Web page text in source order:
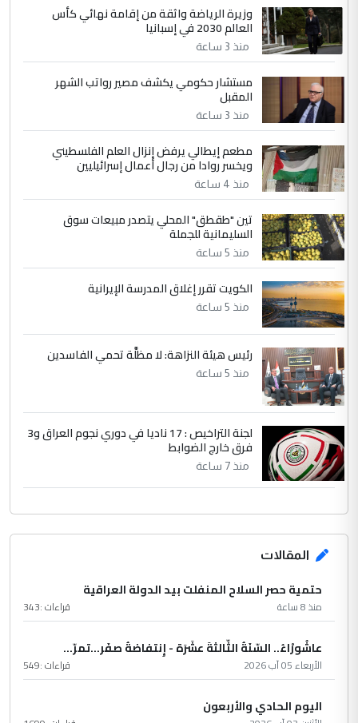
سردار
التعليق : واحد من عصابة علي ماما يسقط
جنسية الرافد الثالث للعراق ومن اصول عريقة
ابا فرات ...
الموضوع :
الجواهري يرد على صدام حسين سل
مضجعيك يابن الزنا (نص كامل)
5 حيدر عاشور
التعليق : تحياتي لك استاذ حامدتركان. كلام
دقيق ومسؤول؛ فالاستثمار الحقيقي للإنسان
وثروات البلد يعتمد على الكفاءة ...
الموضوع :
بين الإهمال واغتصاب الأرض.. بلاد
الرافدين تعاني الجفاف والتصحر!!
وزيرة الرياضة واثقة من إقامة نهائي كأس
العالم 2030 في إسبانيا
منذ 3 ساعة
مستشار حكومي يكشف مصير رواتب الشهر
المقبل
منذ 3 ساعة
مطعم إيطالي يرفض إنزال العلم الفلسطيني
ويخسر روادا من رجال أعمال إسرائيليين
منذ 4 ساعة
تين "طقطق" المحلي يتصدر مبيعات سوق
السليمانية للجملة
منذ 5 ساعة
الكويت تقرر إغلاق المدرسة الإيرانية
منذ 5 ساعة
رئيس هيئة النزاهة: لا مظلَّة تحمي الفاسدين
منذ 5 ساعة
لجنة التراخيص : 17 ناديا في دوري نجوم العراق و3
فرق خارج الضوابط
منذ 7 ساعة
المقالات
حتمية حصر السلاح المنفلت بيد الدولة العراقية
منذ 8 ساعة قراءات :343
عاشُورْاءُ.. السّنَةُ الثّالثةَ عشَرَة - إِنتفاضةُ صفَر…تمرّ...
الأربعاء 05 آب 2026 قراءات :549
اليوم الحادي والأربعون